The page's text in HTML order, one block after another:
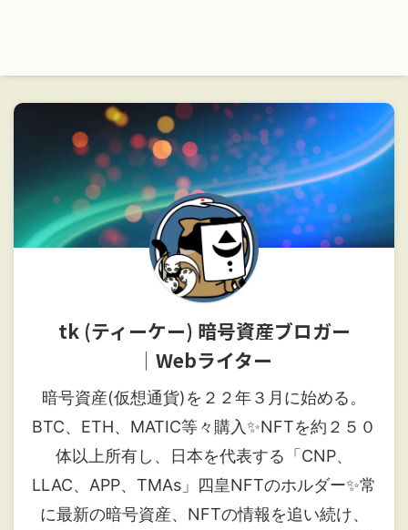
tk (ティーケー) 暗号資産ブロガー
│Webライター
暗号資産(仮想通貨)を２２年３月に始める。
BTC、ETH、MATIC等々購入✨NFTを約２５０
体以上所有し、日本を代表する「CNP、
LLAC、APP、TMAs」四皇NFTのホルダー✨常
に最新の暗号資産、NFTの情報を追い続け、